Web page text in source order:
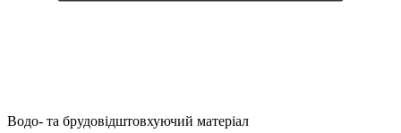
Водо- та брудовідштовхуючий матеріал